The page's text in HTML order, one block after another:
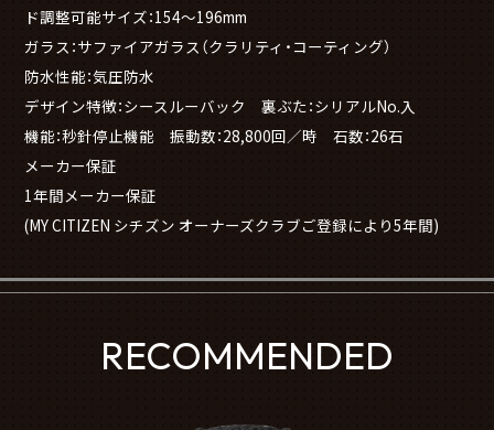
ド調整可能サイズ：154～196mm
ガラス：サファイアガラス（クラリティ・コーティング）
防水性能：気圧防水
デザイン特徴：シースルーバック 裏ぶた：シリアルNo.入
機能：秒針停止機能 振動数：28,800回／時 石数：26石
メーカー保証
1年間メーカー保証
(MY CITIZEN シチズン オーナーズクラブご登録により5年間)
RECOMMENDED